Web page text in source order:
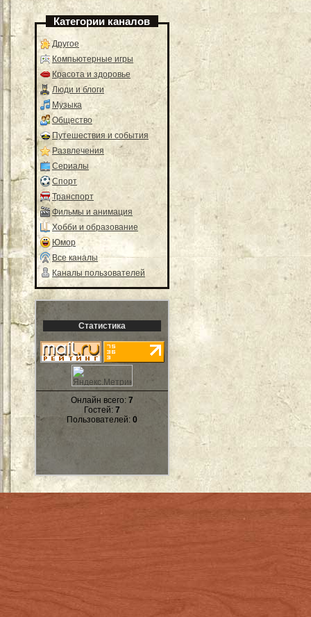
Категории каналов
Другое
Компьютерные игры
Красота и здоровье
Люди и блоги
Музыка
Общество
Путешествия и события
Развлечения
Сериалы
Спорт
Транспорт
Фильмы и анимация
Хобби и образование
Юмор
Все каналы
Каналы пользователей
Статистика
Онлайн всего: 7
Гостей: 7
Пользователей: 0